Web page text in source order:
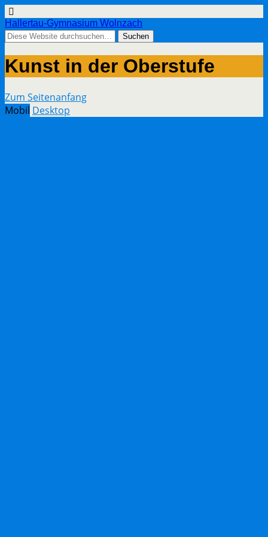
Hallertau-Gymnasium Wolnzach
Kunst in der Oberstufe
Zum Seitenanfang
Mobil Desktop